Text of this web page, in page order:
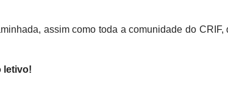
assim como toda a comunidade do
letivo!